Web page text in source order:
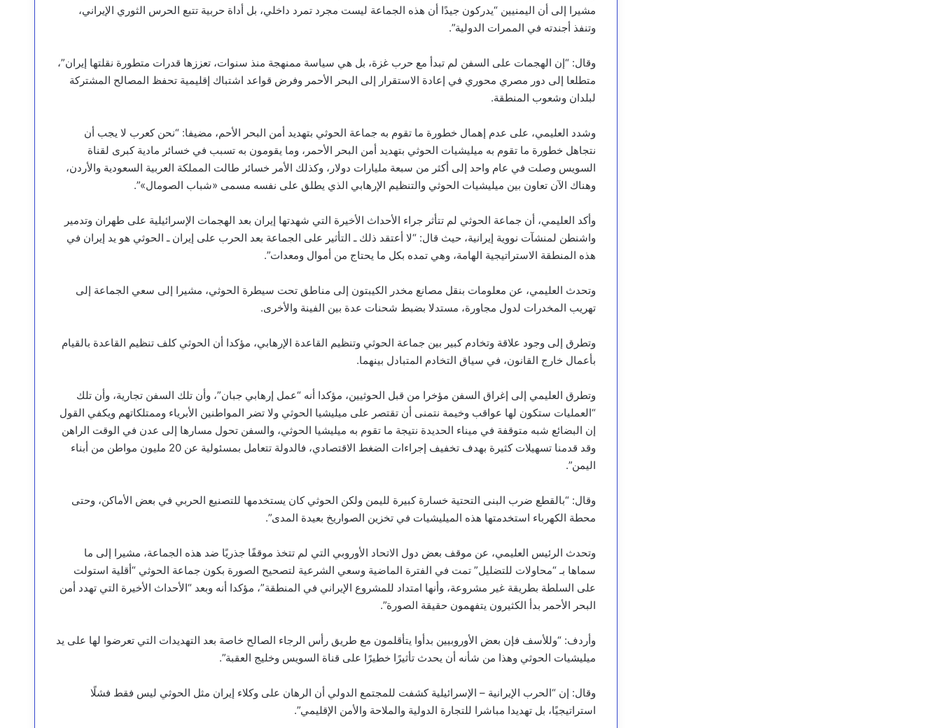
مشيرا إلى أن اليمنيين “يدركون جيدًا أن هذه الجماعة ليست مجرد تمرد داخلي، بل أداة حربية تتبع الحرس الثوري الإيراني،
وتنفذ أجندته في الممرات الدولية”.
وقال: “إن الهجمات على السفن لم تبدأ مع حرب غزة، بل هي سياسة ممنهجة منذ سنوات، تعززها قدرات متطورة نقلتها إيران”،
متطلعا إلى دور مصري محوري في إعادة الاستقرار إلى البحر الأحمر وفرض قواعد اشتباك إقليمية تحفظ المصالح المشتركة
لبلدان وشعوب المنطقة.
وشدد العليمي، على عدم إهمال خطورة ما تقوم به جماعة الحوثي بتهديد أمن البحر الأحم، مضيفا: “نحن كعرب لا يجب أن
نتجاهل خطورة ما تقوم به ميليشيات الحوثي بتهديد أمن البحر الأحمر، وما يقومون به تسبب في خسائر مادية كبرى لقناة
السويس وصلت في عام واحد إلى أكثر من سبعة مليارات دولار، وكذلك الأمر خسائر طالت المملكة العربية السعودية والأردن،
وهناك الآن تعاون بين ميليشيات الحوثي والتنظيم الإرهابي الذي يطلق على نفسه مسمى «شباب الصومال»”.
وأكد العليمي، أن جماعة الحوثي لم تتأثر جراء الأحداث الأخيرة التي شهدتها إيران بعد الهجمات الإسرائيلية على طهران وتدمير
واشنطن لمنشآت نووية إيرانية، حيث قال: “لا أعتقد ذلك ـ التأثير على الجماعة بعد الحرب على إيران ـ الحوثي هو يد إيران في
هذه المنطقة الاستراتيجية الهامة، وهي تمده بكل ما يحتاج من أموال ومعدات”.
وتحدث العليمي، عن معلومات بنقل مصانع مخدر الكيبتون إلى مناطق تحت سيطرة الحوثي، مشيرا إلى سعي الجماعة إلى
تهريب المخدرات لدول مجاورة، مستدلا بضبط شحنات عدة بين الفينة والأخرى.
وتطرق إلى وجود علاقة وتخادم كبير بين جماعة الحوثي وتنظيم القاعدة الإرهابي، مؤكدا أن الحوثي كلف تنظيم القاعدة بالقيام
بأعمال خارج القانون، في سياق التخادم المتبادل بينهما.
وتطرق العليمي إلى إغراق السفن مؤخرا من قبل الحوثيين، مؤكدا أنه “عمل إرهابي جبان”، وأن تلك السفن تجارية، وأن تلك
“العمليات ستكون لها عواقب وخيمة نتمنى أن تقتصر على ميليشيا الحوثي ولا تضر المواطنين الأبرياء وممتلكاتهم ويكفي القول
إن البضائع شبه متوقفة في ميناء الحديدة نتيجة ما تقوم به ميليشيا الحوثي، والسفن تحول مسارها إلى عدن في الوقت الراهن
وقد قدمنا تسهيلات كثيرة بهدف تخفيف إجراءات الضغط الاقتصادي، فالدولة تتعامل بمسئولية عن 20 مليون مواطن من أبناء
اليمن”.
وقال: “بالقطع ضرب البنى التحتية خسارة كبيرة لليمن ولكن الحوثي كان يستخدمها للتصنيع الحربي في بعض الأماكن، وحتى
محطة الكهرباء استخدمتها هذه الميليشيات في تخزين الصواريخ بعيدة المدى”.
وتحدث الرئيس العليمي، عن موقف بعض دول الاتحاد الأوروبي التي لم تتخذ موقفًا جذريًا ضد هذه الجماعة، مشيرا إلى ما
سماها بـ “محاولات للتضليل” تمت في الفترة الماضية وسعي الشرعية لتصحيح الصورة بكون جماعة الحوثي “أقلية استولت
على السلطة بطريقة غير مشروعة، وأنها امتداد للمشروع الإيراني في المنطقة”، مؤكدا أنه وبعد “الأحداث الأخيرة التي تهدد أمن
البحر الأحمر بدأ الكثيرون يتفهمون حقيقة الصورة”.
وأردف: “وللأسف فإن بعض الأوروبيين بدأوا يتأقلمون مع طريق رأس الرجاء الصالح خاصة بعد التهديدات التي تعرضوا لها على يد
ميليشيات الحوثي وهذا من شأنه أن يحدث تأثيرًا خطيرًا على قناة السويس وخليج العقبة”.
وقال: إن “الحرب الإيرانية – الإسرائيلية كشفت للمجتمع الدولي أن الرهان على وكلاء إيران مثل الحوثي ليس فقط فشلًا
استراتيجيًا، بل تهديدا مباشرا للتجارة الدولية والملاحة والأمن الإقليمي”.